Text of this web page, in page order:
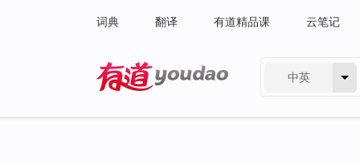
词典 翻译 有道精品课 云笔记
中英